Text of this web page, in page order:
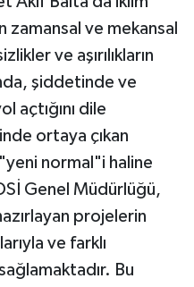
ve mekansal
ve aşırılıkların
şiddetinde ve
açtığını dile
ortaya çıkan
normal"i haline
Genel Müdürlüğü,
projelerin
ve farklı
Bu